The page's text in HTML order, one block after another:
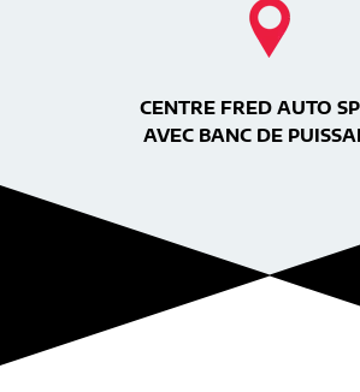
CENTRE FRED AUTO
AVEC BANC DE